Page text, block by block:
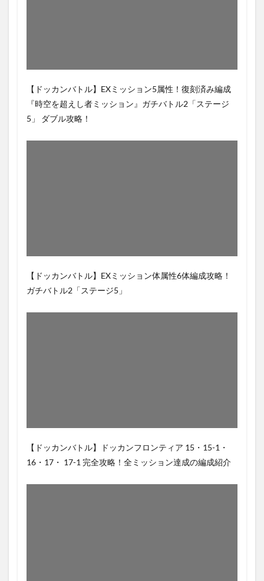
【ドッカンバトル】EXミッション5属性！復刻済み編成
『時空を超えし者ミッション』ガチバトル2「ステージ
5」 ダブル攻略！
【ドッカンバトル】EXミッション体属性6体編成攻略！
ガチバトル2「ステージ5」
【ドッカンバトル】ドッカンフロンティア 15・15-1・
16・17・ 17-1 完全攻略！全ミッション達成の編成紹介